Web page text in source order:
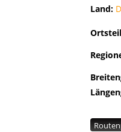
Land: